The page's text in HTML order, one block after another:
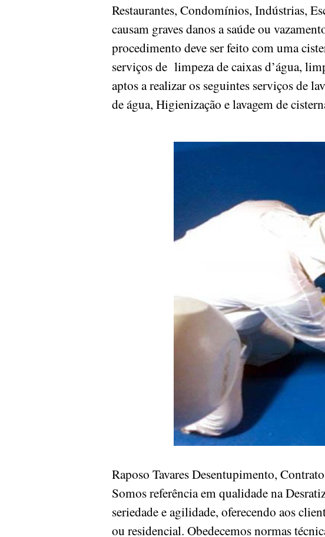
Restaurantes, Condomínios, Indústrias,
causam graves danos a saúde ou
procedimento deve ser feito com uma
serviços de limpeza de caixas d’água,
aptos a realizar os seguintes serviços de
de água, Higienização e lavagem de
Raposo Tavares Desentupimento,
Somos referência em qualidade na
seriedade e agilidade, oferecendo aos
ou residencial. Obedecemos normas